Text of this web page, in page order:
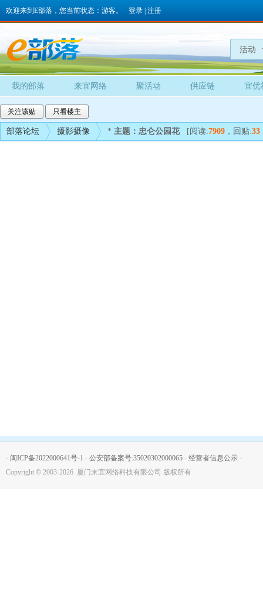
欢迎来到E部落，您当前状态：游客。 登录 注册
活动
我的部落 来宜网络 聚活动 供应链 宜优
关注该贴 只看楼主
部落论坛 摄影摄像 * 主题：忠仑公园花 [阅读:7909 ，回贴:33
- 闽ICP备2022000641号-1 - 公安部备案号:35020302000065 - 经营者信息公示 -
Copyright © 2003-2026 厦门来宜网络科技有限公司 版权所有